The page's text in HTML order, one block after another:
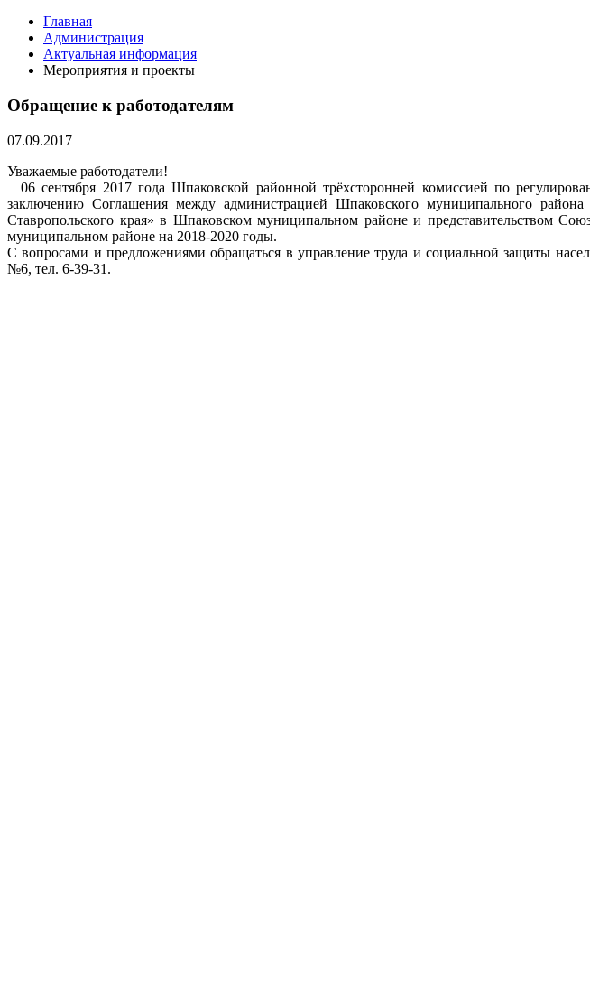
Главная
Администрация
Актуальная информация
Мероприятия и проекты
Обращение к работодателям
07.09.2017
Уважаемые работодатели!
06 сентября 2017 года Шпаковской районной трёхсторонней комиссией по
заключению Соглашения между администрацией Шпаковского муниципального района
Ставропольского края» в Шпаковском муниципальном районе и представительством
муниципальном районе на 2018-2020 годы.
С вопросами и предложениями обращаться в управление труда и социальной защиты
№6, тел. 6-39-31.